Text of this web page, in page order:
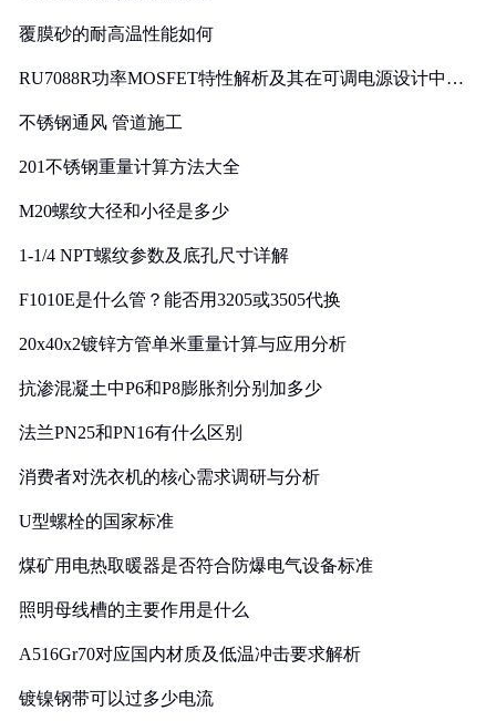
覆膜砂的耐高温性能如何
RU7088R功率MOSFET特性解析及其在可调电源设计中的
不锈钢通风 管道施工
201不锈钢重量计算方法大全
M20螺纹大径和小径是多少
1-1/4 NPT螺纹参数及底孔尺寸详解
F1010E是什么管？能否用3205或3505代换
20x40x2镀锌方管单米重量计算与应用分析
抗渗混凝土中P6和P8膨胀剂分别加多少
法兰PN25和PN16有什么区别
消费者对洗衣机的核心需求调研与分析
U型螺栓的国家标准
煤矿用电热取暖器是否符合防爆电气设备标准
照明母线槽的主要作用是什么
A516Gr70对应国内材质及低温冲击要求解析
镀镍钢带可以过多少电流